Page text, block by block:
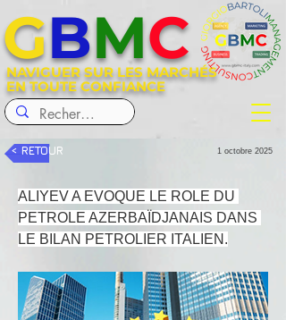
NAVIGUER SUR LES MARCHÉS
EN TOUTE CONFIANCE
GBMC
< RETOUR 1 octobre 2025
ALIYEV A EVOQUE LE ROLE DU
PETROLE AZERBAÏDJANAIS DANS
LE BILAN PETROLIER ITALIEN.